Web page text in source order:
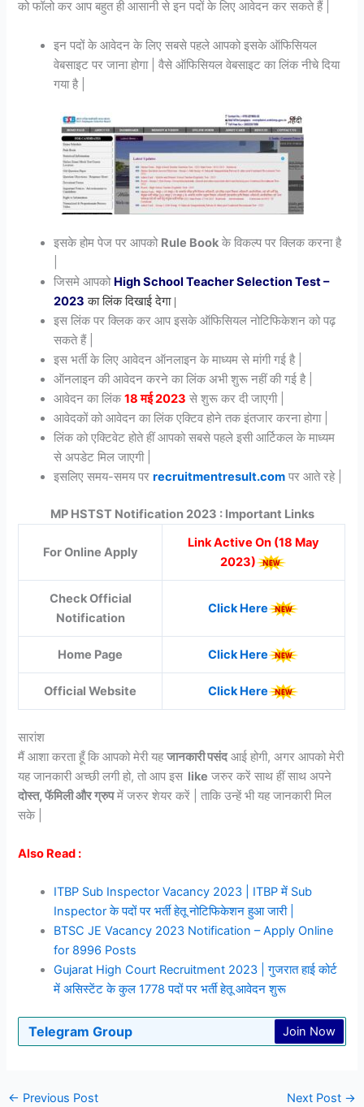
को फॉलो कर आप बहुत ही आसानी से इन पदों के लिए आवेदन कर सकते हैं |
इन पदों के आवेदन के लिए सबसे पहले आपको इसके ऑफिसियल
वेबसाइट पर जाना होगा | वैसे ऑफिसियल वेबसाइट का लिंक नीचे दिया
गया है |
इसके होम पेज पर आपको Rule Book के विकल्प पर क्लिक करना है
जिसमे आपको High School Teacher Selection Test –
2023 का लिंक दिखाई देगा |
इस लिंक पर क्लिक कर आप इसके ऑफिसियल नोटिफिकेशन को पढ़
सकते हैं |
इस भर्ती के लिए आवेदन ऑनलाइन के माध्यम से मांगी गई है |
ऑनलाइन की आवेदन करने का लिंक अभी शुरू नहीं की गई है |
आवेदन का लिंक18 मई 2023 से शुरू कर दी जाएगी |
आवेदकों को आवेदन का लिंक एक्टिव होने तक इंतजार करना होगा |
लिंक को एक्टिवेट होते हीं आपको सबसे पहले इसी आर्टिकल के माध्यम
से अपडेट मिल जाएगी |
इसलिए समय-समय परrecruitmentresult.com पर आते रहे |
MP HSTST Notification 2023 : Important Links
For Online Apply
Link Active On (18 May
2023)
Check Official
Notification
Click Here
Home Page Click Here
Official Website Click Here
सारांश
मैं आशा करता हूँ कि आपको मेरी यहजानकारी पसंदआई होगी, अगर आपको मेरी
यह जानकारी अच्छी लगी हो, तो आप इस like जरुर करें साथ हीं साथ अपने
दोस्त, फॅमिली और ग्रुपमें जरुर शेयर करें | ताकि उन्हें भी यह जानकारी मिल
सके |
Also Read :
ITBP Sub Inspector Vacancy 2023 | ITBP में Sub
Inspector के पदों पर भर्ती हेतू नोटिफिकेशन हुआ जारी |
BTSC JE Vacancy 2023 Notification – Apply Online
for 8996 Posts
Gujarat High Court Recruitment 2023 | गुजरात हाई कोर्ट
में असिस्टेंट के कुल 1778 पदों पर भर्ती हेतू आवेदन शुरू
Telegram Group Join Now
← Previous Post Next Post →